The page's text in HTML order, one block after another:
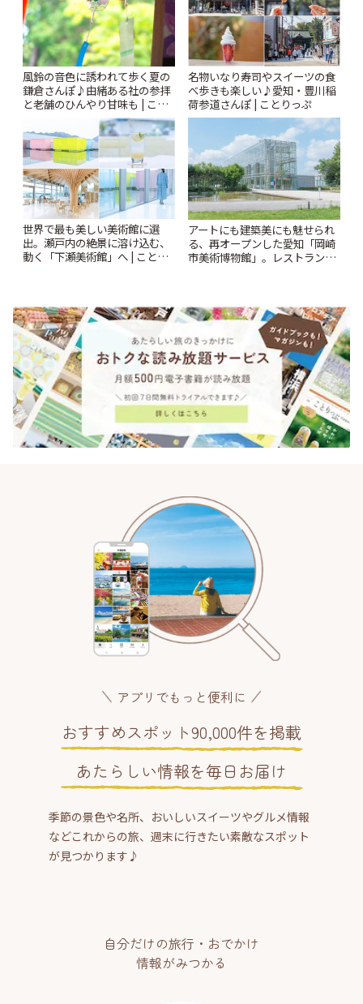
風鈴の音色に誘われて歩く夏の
鎌倉さんぽ♪由緒ある社の参拝
と老舗のひんやり甘味も | こと
名物いなり寿司やスイーツの食
べ歩きも楽しい♪愛知・豊川稲
荷参道さんぽ | ことりっぷ
世界で最も美しい美術館に選
出。瀬戸内の絶景に溶け込む、
動く「下瀬美術館」へ | ことり
アートにも建築美にも魅せられ
る、再オープンした愛知「岡崎
市美術博物館」。レストランや
アプリでもっと便利に
おすすめスポット90,000件を掲載
あたらしい情報を毎日お届け
季節の景色や名所、おいしいスイーツやグルメ情報
などこれからの旅、週末に行きたい素敵なスポット
が見つかります♪
自分だけの旅行・おでかけ
情報がみつかる